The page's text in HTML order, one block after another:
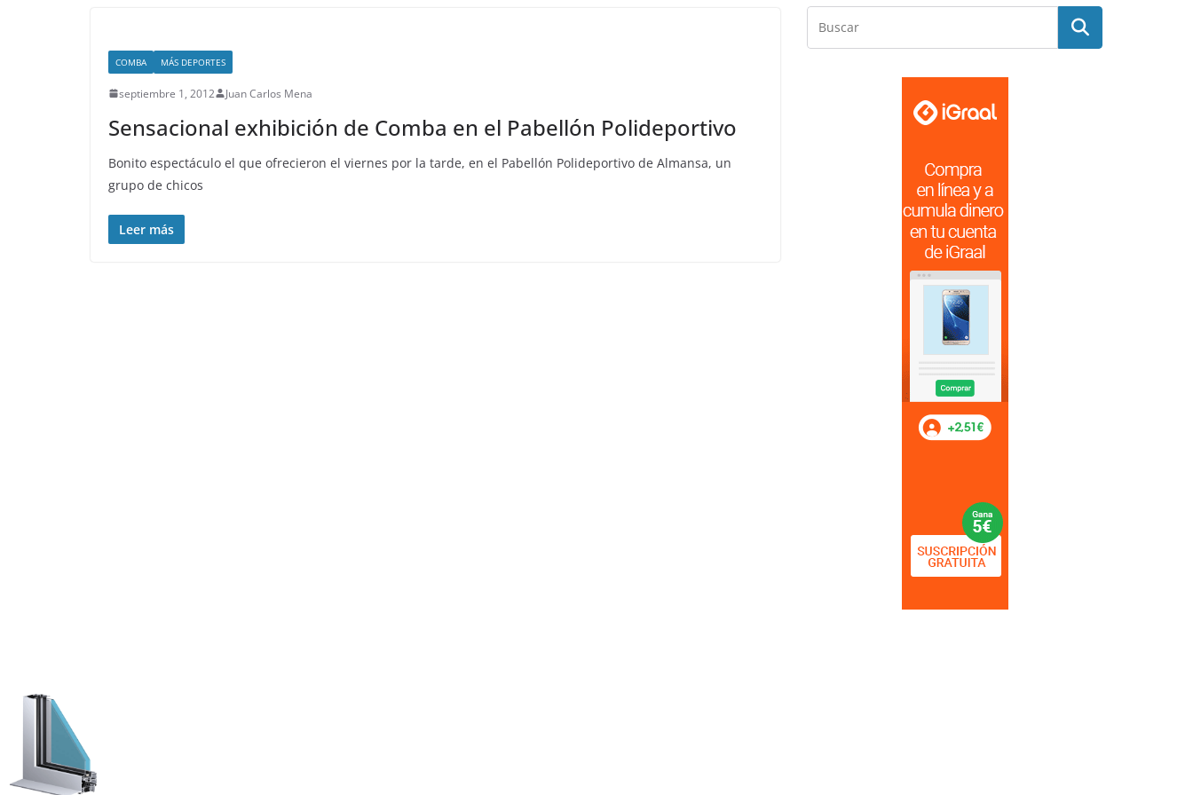
COMBA MÁS DEPORTES
septiembre 1, 2012 Juan Carlos Mena
Sensacional exhibición de Comba en el Pabellón Polideportivo
Bonito espectáculo el que ofrecieron el viernes por la tarde, en el Pabellón Polideportivo de Almansa, un
grupo de chicos
Leer más